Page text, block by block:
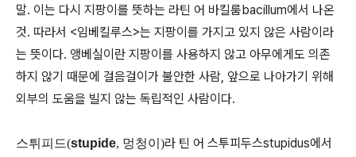
말. 이는 다시 지팡이를 뜻하는 라틴 어 바킬룸bacillum에서 나온
것. 따라서 <임베킬루스>는 지팡이를 가지고 있지 않은 사람이라
는 뜻이다. 앵베실이란 지팡이를 사용하지 않고 아무에게도 의존
하지 않기 때문에 걸음걸이가 불안한 사람, 앞으로 나아가기 위해
외부의 도움을 빌지 않는 독립적인 사람이다.
스튀피드(stupide, 멍청이)라 틴 어 스투피두스stupidus에서